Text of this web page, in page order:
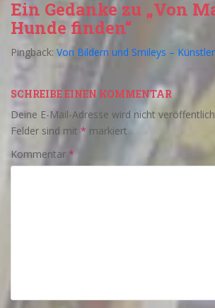
Ein Gedanke zu „Von
Hunde finden“
Pingback: Von Bildern und Smileys –
SCHREIBE EINEN KOMMENTAR
Deine E-Mail-Adresse wird nicht
Felder sind mit * markiert
Kommentar *